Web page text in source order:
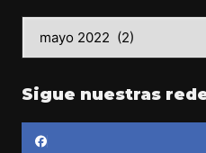
y
Sigue nuestras